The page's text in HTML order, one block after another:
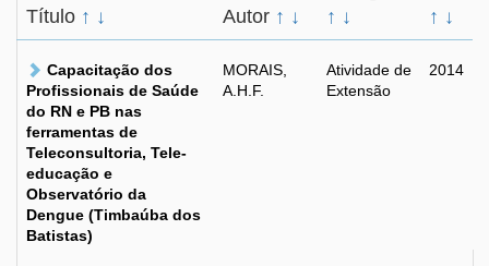
Título ↑ ↓ Autor ↑ ↓
↑ ↓
↑ ↓
Capacitação dos
Profissionais de Saúde
do RN e PB nas
ferramentas de
Teleconsultoria, Tele-
educação e
Observatório da
Dengue (Timbaúba dos
Batistas)
MORAIS,
A.H.F.
Atividade de
Extensão
2014